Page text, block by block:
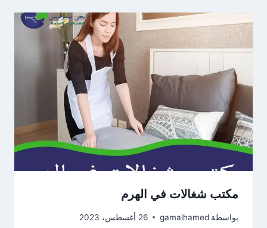
مكتب شغالات في الهرم
بواسطة gamalhamed 26 أغسطس، 2023